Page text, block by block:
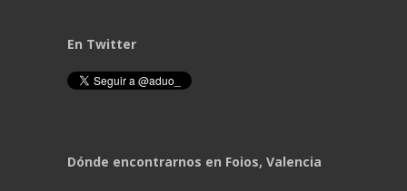
En Twitter
Dónde encontrarnos en Foios, Valencia